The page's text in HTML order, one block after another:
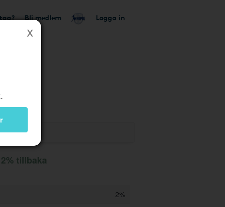
Bli medlem Logga in
tillbaka
2%